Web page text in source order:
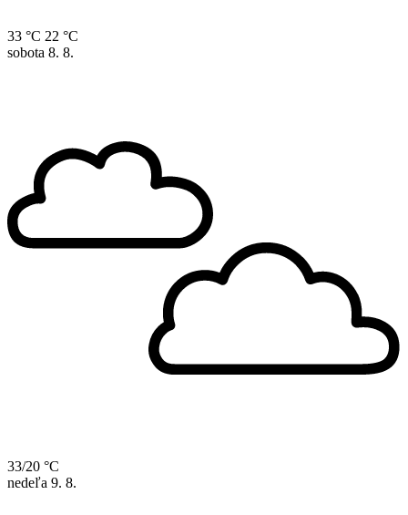
33 °C 22 °C
sobota 8. 8.
33/20 °C
nedeľa 9. 8.